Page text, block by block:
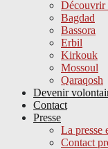
Découvrir
Bagdad
Bassora
Erbil
Kirkouk
Mossoul
Qaraqosh
Devenir
Contact
Presse
La presse
Contact